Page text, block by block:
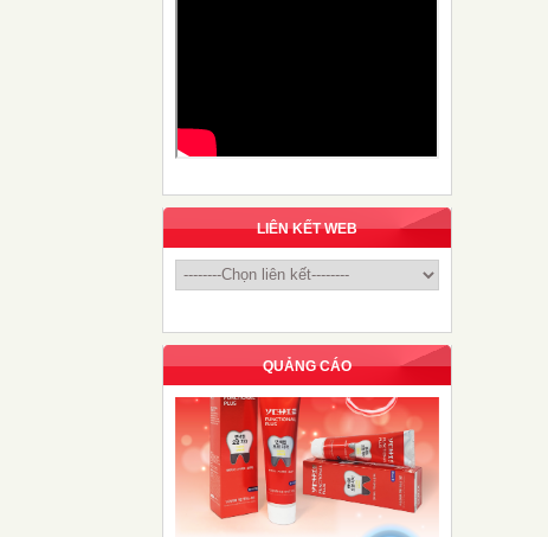
LIÊN KẾT WEB
QUẢNG CÁO